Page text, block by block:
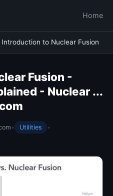
Home
Introduction to Nuclear Fusion
Fusion -
- Nuclear ...
• Utilities
•